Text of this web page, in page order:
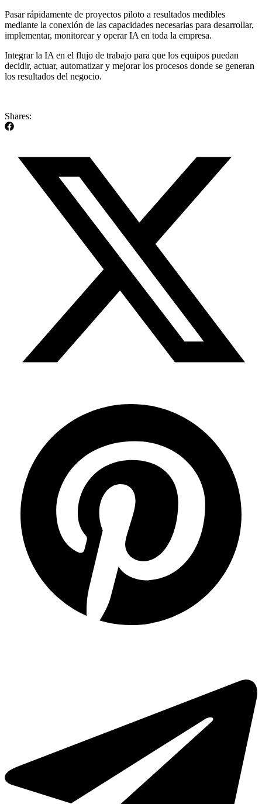
Pasar rápidamente de proyectos piloto a resultados medibles
mediante la conexión de las capacidades necesarias para desarrollar,
implementar, monitorear y operar IA en toda la empresa.
Integrar la IA en el flujo de trabajo para que los equipos puedan
decidir, actuar, automatizar y mejorar los procesos donde se generan
los resultados del negocio.
Shares: